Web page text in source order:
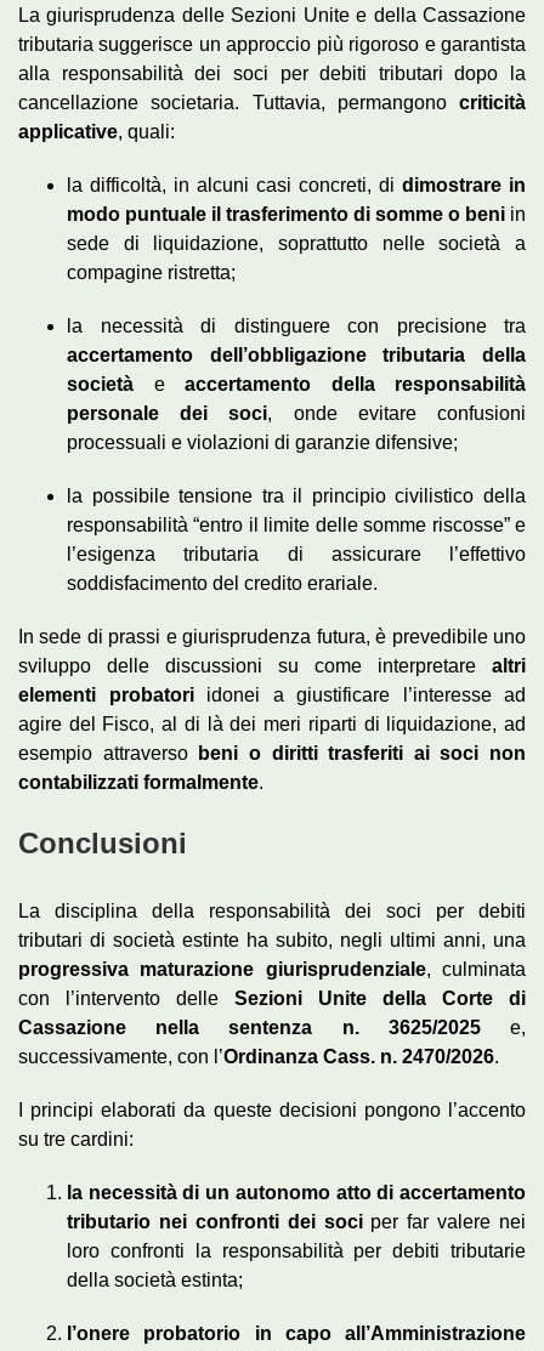
La giurisprudenza delle Sezioni Unite e della Cassazione
tributaria suggerisce un approccio più rigoroso e garantista
alla responsabilità dei soci per debiti tributari dopo la
cancellazione societaria. Tuttavia, permangono criticità
applicative, quali:
la difficoltà, in alcuni casi concreti, di dimostrare in
modo puntuale il trasferimento di somme o beni in
sede di liquidazione, soprattutto nelle società a
compagine ristretta;
la necessità di distinguere con precisione tra
accertamento dell’obbligazione tributaria della
società e accertamento della responsabilità
personale dei soci, onde evitare confusioni
processuali e violazioni di garanzie difensive;
la possibile tensione tra il principio civilistico della
responsabilità “entro il limite delle somme riscosse” e
l’esigenza tributaria di assicurare l’effettivo
soddisfacimento del credito erariale.
In sede di prassi e giurisprudenza futura, è prevedibile uno
sviluppo delle discussioni su come interpretare altri
elementi probatoriidonei a giustificare l’interesse ad
agire del Fisco, al di là dei meri riparti di liquidazione, ad
esempio attraverso
beni o diritti trasferiti ai soci non
contabilizzati formalmente.
Conclusioni
La disciplina della responsabilità dei soci per debiti
tributari di società estinte ha subito, negli ultimi anni, una
progressiva maturazione giurisprudenziale, culminata
con l’intervento delle Sezioni Unite della Corte di
Cassazione nella sentenza n. 3625/2025e,
successivamente, con l’Ordinanza Cass. n. 2470/2026.
I principi elaborati da queste decisioni pongono l’accento
su tre cardini:
la necessità di un autonomo atto di accertamento
tributario nei confronti dei sociper far valere nei
loro confronti la responsabilità per debiti tributarie
della società estinta;
l’onere probatorio in capo all’Amministrazione